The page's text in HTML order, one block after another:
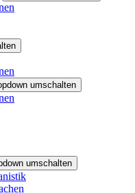
umschalten
umschalten